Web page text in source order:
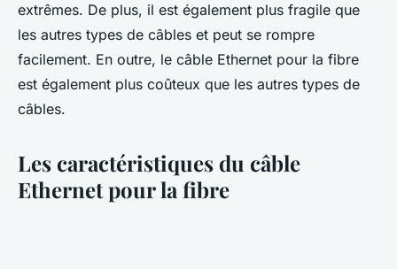
extrêmes. De plus, il est également plus fragile que
les autres types de câbles et peut se rompre
facilement. En outre, le câble Ethernet pour la fibre
est également plus coûteux que les autres types de
câbles.
Les caractéristiques du câble
Ethernet pour la fibre